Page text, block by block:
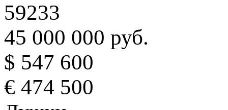
59233
45 000 000 руб.
$ 547 600
€ 474 500